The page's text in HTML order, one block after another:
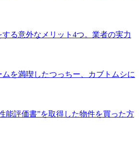
る意外なメリット4つ。業者の実力
を満喫したつっちー、カブトムシに
能評価書”を取得した物件を買った方